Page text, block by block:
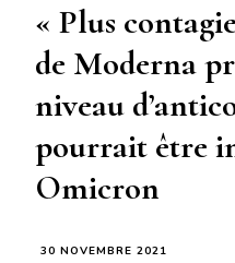
« Plus
de Moderna
niveau
pourrait être
Omicron
30 NOVEMBRE 2021